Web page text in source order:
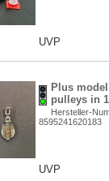
UVP
Plus
pulleys in
Hersteller-
8595241620183
UVP